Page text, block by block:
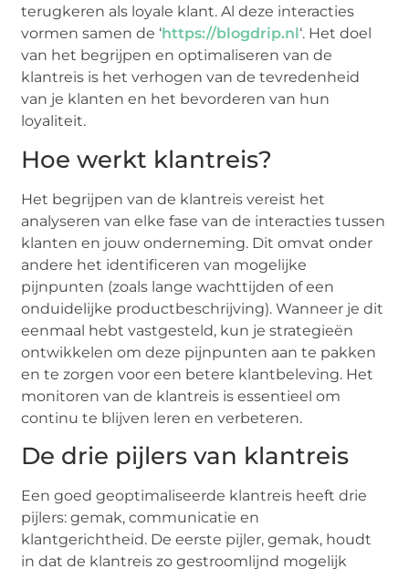
terugkeren als loyale klant. Al deze interacties
vormen samen de ‘https://blogdrip.nl ‘. Het doel
van het begrijpen en optimaliseren van de
klantreis is het verhogen van de tevredenheid
van je klanten en het bevorderen van hun
loyaliteit.
Hoe werkt klantreis?
Het begrijpen van de klantreis vereist het
analyseren van elke fase van de interacties tussen
klanten en jouw onderneming. Dit omvat onder
andere het identificeren van mogelijke
pijnpunten (zoals lange wachttijden of een
onduidelijke productbeschrijving). Wanneer je dit
eenmaal hebt vastgesteld, kun je strategieën
ontwikkelen om deze pijnpunten aan te pakken
en te zorgen voor een betere klantbeleving. Het
monitoren van de klantreis is essentieel om
continu te blijven leren en verbeteren.
De drie pijlers van klantreis
Een goed geoptimaliseerde klantreis heeft drie
pijlers: gemak, communicatie en
klantgerichtheid. De eerste pijler, gemak, houdt
in dat de klantreis zo gestroomlijnd mogelijk